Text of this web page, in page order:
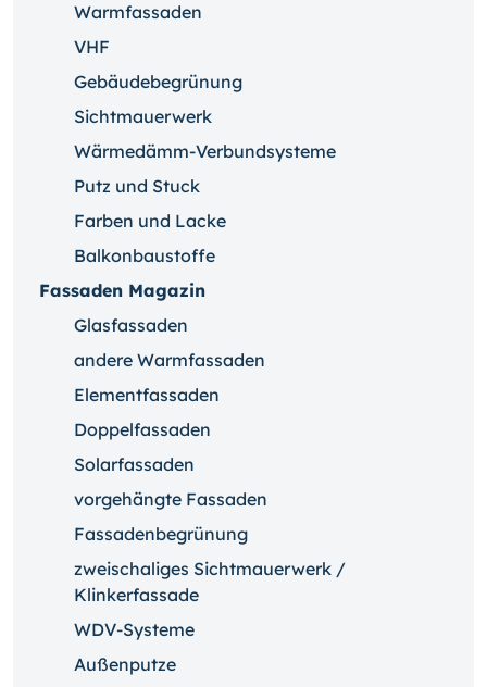
Warmfassaden
VHF
Gebäudebegrünung
Sichtmauerwerk
Wärmedämm-Verbundsysteme
Putz und Stuck
Farben und Lacke
Balkonbaustoffe
Fassaden Magazin
Glasfassaden
andere Warmfassaden
Elementfassaden
Doppelfassaden
Solarfassaden
vorgehängte Fassaden
Fassadenbegrünung
zweischaliges Sichtmauerwerk /
Klinkerfassade
WDV-Systeme
Außenputze